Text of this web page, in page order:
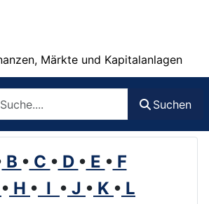
Märkte und Kapitalanlagen
Suchen
B • C • D • E • F
• H • I • J • K • L